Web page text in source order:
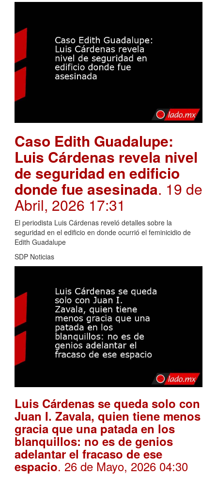
Caso Edith Guadalupe:
Luis Cárdenas revela nivel
de seguridad en edificio
donde fue asesinada. 19 de
Abril, 2026 17:31
El periodista Luis Cárdenas reveló detalles sobre la
seguridad en el edificio en donde ocurrió el feminicidio de
Edith Guadalupe
SDP Noticias
Luis Cárdenas se queda solo con
Juan I. Zavala, quien tiene menos
gracia que una patada en los
blanquillos: no es de genios
adelantar el fracaso de ese
espacio. 26 de Mayo, 2026 04:30